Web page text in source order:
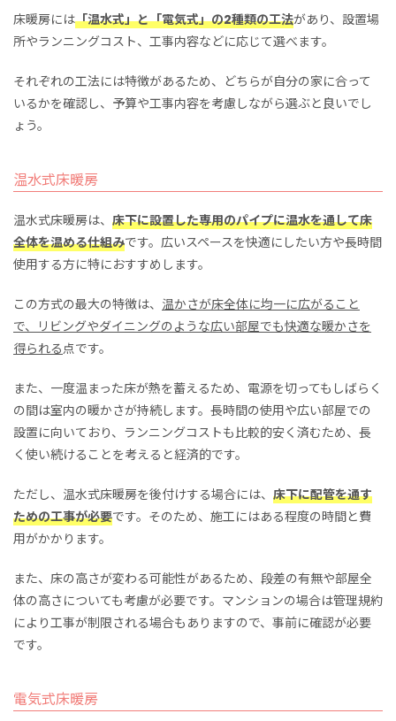
床暖房には「温水式」と「電気式」の2種類の工法があり、設置場
所やランニングコスト、工事内容などに応じて選べます。
それぞれの工法には特徴があるため、どちらが自分の家に合って
いるかを確認し、予算や工事内容を考慮しながら選ぶと良いでし
ょう。
温水式床暖房
温水式床暖房は、 床下に設置した専用のパイプに温水を通して床
全体を温める仕組みです。広いスペースを快適にしたい方や長時間
使用する方に特におすすめします。
この方式の最大の特徴は、 温かさが床全体に均一に広がること
で、リビングやダイニングのような広い部屋でも快適な暖かさを
得られる点です。
また、一度温まった床が熱を蓄えるため、電源を切ってもしばらく
の間は室内の暖かさが持続します。長時間の使用や広い部屋での
設置に向いており、ランニングコストも比較的安く済むため、長
く使い続けることを考えると経済的です。
ただし、温水式床暖房を後付けする場合には、 床下に配管を通す
ための工事が必要です。そのため、施工にはある程度の時間と費
用がかかります。
また、床の高さが変わる可能性があるため、段差の有無や部屋全
体の高さについても考慮が必要です。マンションの場合は管理規約
により工事が制限される場合もありますので、事前に確認が必要
です。
電気式床暖房